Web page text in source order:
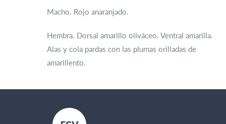
Macho. Rojo anaranjado.
Hembra. Dorsal amarillo oliváceo. Ventral amarilla.
Alas y cola pardas con las plumas orilladas de
amarillento.